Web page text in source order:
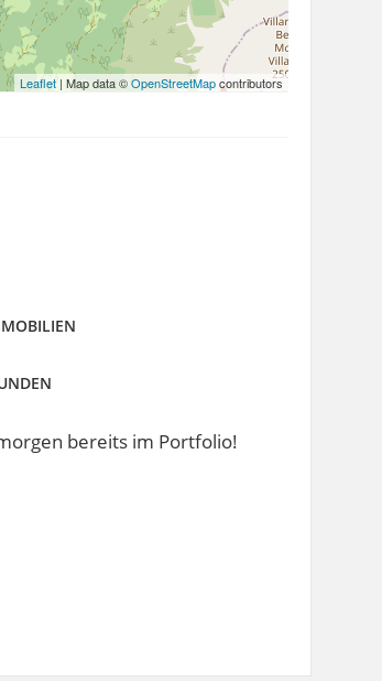
Leaflet | Map data ©OpenStreetMapcontributors
bereits im Portfolio!